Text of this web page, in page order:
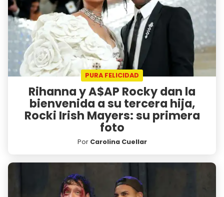
PURA FELICIDAD
Rihanna y A$AP Rocky dan la
bienvenida a su tercera hija,
Rocki Irish Mayers: su primera
foto
Por Carolina Cuellar